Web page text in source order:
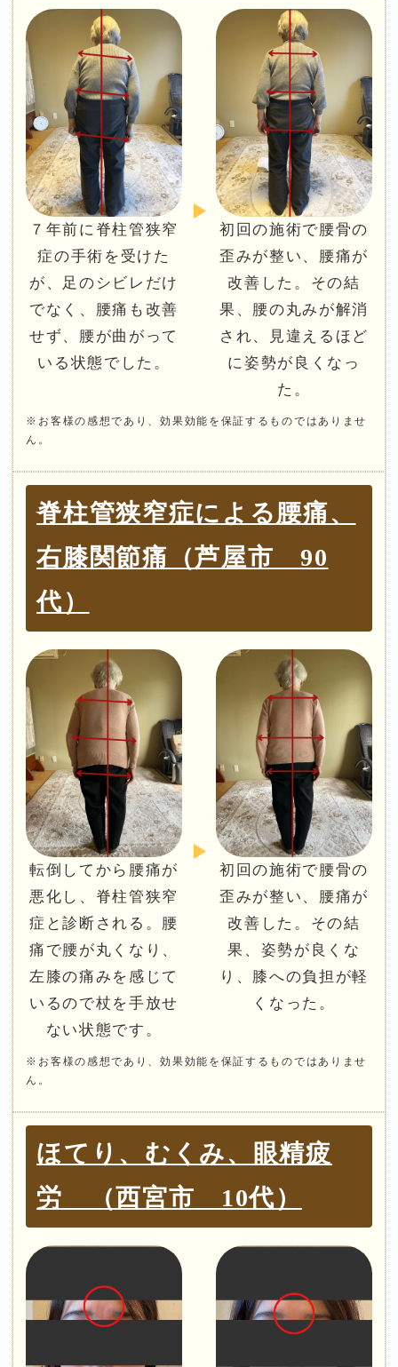
７年前に脊柱管狭窄
症の手術を受けた
が、足のシビレだけ
でなく、腰痛も改善
せず、腰が曲がって
いる状態でした。
初回の施術で腰骨の
歪みが整い、腰痛が
改善した。その結
果、腰の丸みが解消
され、見違えるほど
に姿勢が良くなっ
た。
※お客様の感想であり、効果効能を保証するものではありませ
ん。
脊柱管狭窄症による腰痛、
右膝関節痛（芦屋市 90
代）
転倒してから腰痛が
悪化し、脊柱管狭窄
症と診断される。腰
痛で腰が丸くなり、
左膝の痛みを感じて
いるので杖を手放せ
ない状態です。
初回の施術で腰骨の
歪みが整い、腰痛が
改善した。その結
果、姿勢が良くな
り、膝への負担が軽
くなった。
※お客様の感想であり、効果効能を保証するものではありませ
ん。
ほてり、むくみ、眼精疲
労 （西宮市 10代）